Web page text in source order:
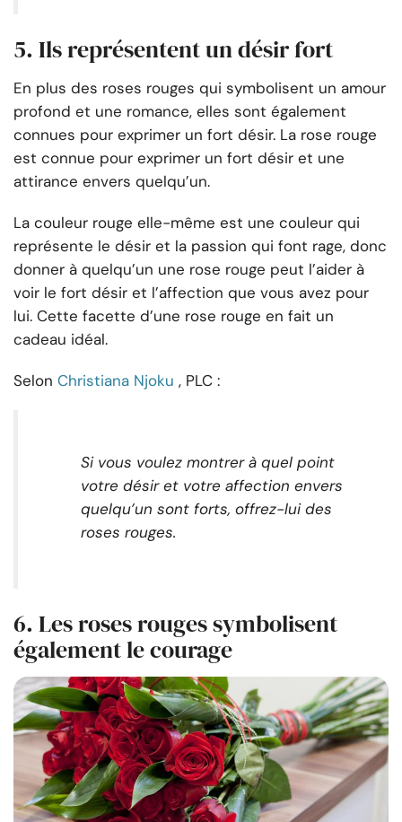
5. Ils représentent un désir fort
En plus des roses rouges qui symbolisent un amour
profond et une romance, elles sont également
connues pour exprimer un fort désir. La rose rouge
est connue pour exprimer un fort désir et une
attirance envers quelqu’un.
La couleur rouge elle-même est une couleur qui
représente le désir et la passion qui font rage, donc
donner à quelqu’un une rose rouge peut l’aider à
voir le fort désir et l’affection que vous avez pour
lui. Cette facette d’une rose rouge en fait un
cadeau idéal.
Selon Christiana Njoku , PLC :
Si vous voulez montrer à quel point
votre désir et votre affection envers
quelqu’un sont forts, offrez-lui des
roses rouges.
6. Les roses rouges symbolisent
également le courage